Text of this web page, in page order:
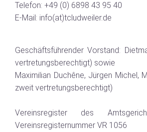
Telefon: +49 (0) 6898 43 95 40
E-Mail: info(at)tcludweiler.de
Geschäftsführender Vorstand:
vertretungsberechtigt) sowie
Maximilian Duchêne, Jürgen Michel,
zweit vertretungsberechtigt)
Vereinsregister des
Vereinsregisternummer VR 1056